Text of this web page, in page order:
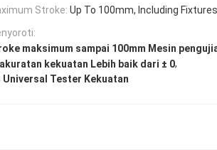
Stroke: Up To 100mm, Including Fixtures
maksimum sampai 100mm Mesin
kekuatan Lebih baik dari ± 0,
Universal Tester Kekuatan